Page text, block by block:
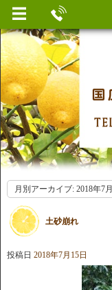
月別アーカイブ: 2018年7月
土砂崩れ
投稿日 2018年7月15日